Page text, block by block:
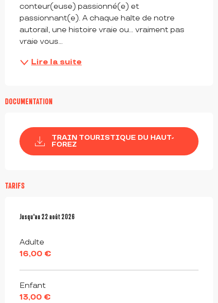
conteur(euse) passionné(e) et
passionnant(e). A chaque halte de notre
autorail, une histoire vraie ou… vraiment pas
vraie vous...
Lire la suite
DOCUMENTATION
TRAIN TOURISTIQUE DU HAUT-
FOREZ
TARIFS
Du25 juillet 2026au22 août 2026
Jusqu'au 22 août 2026
Adulte
16,00 €
Enfant
13,00 €